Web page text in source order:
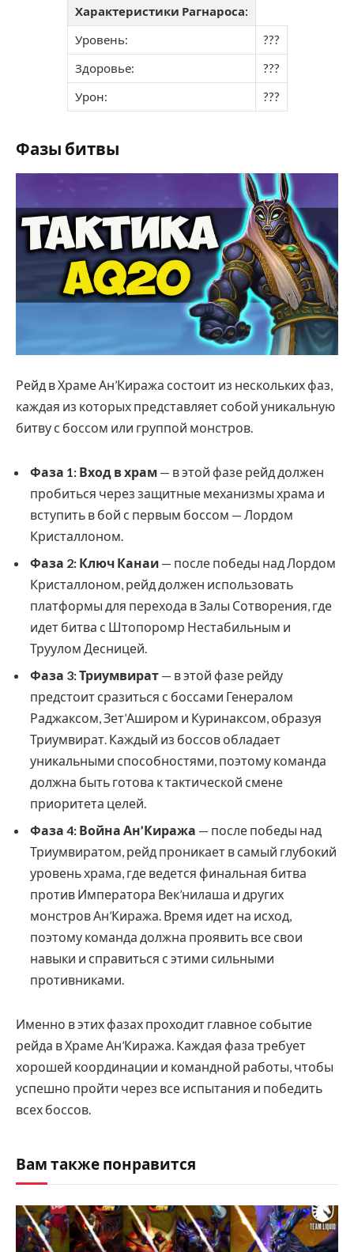
Характеристики Рагнароса:
Уровень:
???
Здоровье:
???
Урон:
???
Фазы битвы
Рейд в Храме Ан’Киража состоит из нескольких фаз,
каждая из которых представляет собой уникальную
битву с боссом или группой монстров.
Фаза 1: Вход в храм — в этой фазе рейд должен
пробиться через защитные механизмы храма и
вступить в бой с первым боссом — Лордом
Кристаллоном.
Фаза 2: Ключ Канаи — после победы над Лордом
Кристаллоном, рейд должен использовать
платформы для перехода в Залы Сотворения, где
идет битва с Штопоромр Нестабильным и
Труулом Десницей.
Фаза 3: Триумвират — в этой фазе рейду
предстоит сразиться с боссами Генералом
Раджаксом, Зет’Аширом и Куринаксом, образуя
Триумвират. Каждый из боссов обладает
уникальными способностями, поэтому команда
должна быть готова к тактической смене
приоритета целей.
Фаза 4: Война Ан’Киража — после победы над
Триумвиратом, рейд проникает в самый глубокий
уровень храма, где ведется финальная битва
против Императора Век’нилаша и других
монстров Ан’Киража. Время идет на исход,
поэтому команда должна проявить все свои
навыки и справиться с этими сильными
противниками.
Именно в этих фазах проходит главное событие
рейда в Храме Ан’Киража. Каждая фаза требует
хорошей координации и командной работы, чтобы
успешно пройти через все испытания и победить
всех боссов.
Вам также понравится